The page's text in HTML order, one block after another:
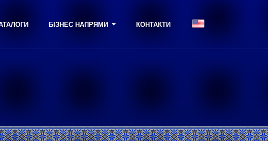
БІЗНЕС НАПРЯМИ КОНТАКТИ